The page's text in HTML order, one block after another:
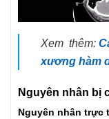
Xem thêm:
xương hàm
Nguyên nhân bị
Nguyên nhân trực